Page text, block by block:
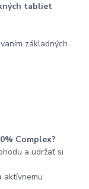
tabliet
základných
Complex?
a udržať si
aktívnemu